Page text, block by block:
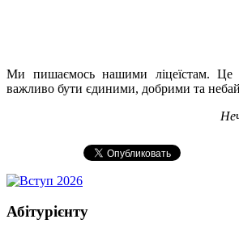
Ми пишаємось нашими ліцеїстам. Це
важливо бути єдиними, добрими та
Абітурієнту